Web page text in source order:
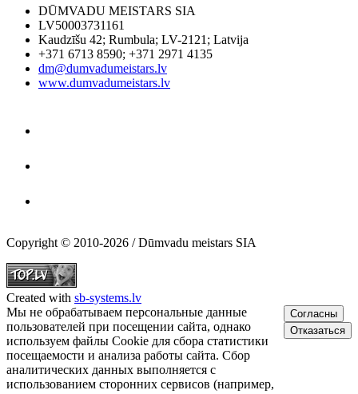
DŪMVADU MEISTARS SIA
LV50003731161
Kaudzīšu 42; Rumbula; LV-2121 ; Latvija
+371 6713 8590; +371 2971 4135
dm@dumvadumeistars.lv
www.dumvadumeistars.lv
Copyright © 2010-2026 / Dūmvadu meistars SIA
Created with sb-systems.lv
Мы не обрабатываем персональные данные
пользователей при посещении сайта, однако
используем файлы Cookie для сбора статистики
посещаемости и анализа работы сайта. Сбор
аналитических данных выполняется с
использованием сторонних сервисов (например,
Согласны
Отказаться